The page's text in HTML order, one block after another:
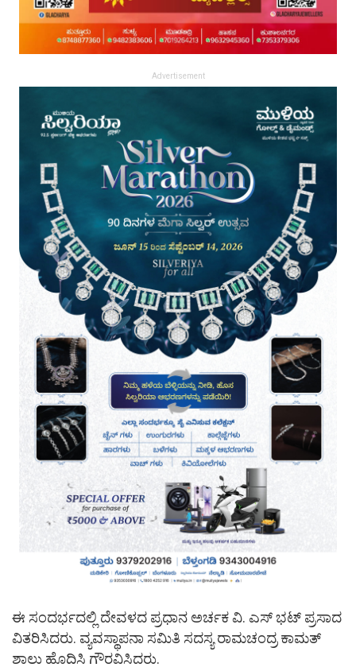
Advertisement
ಈ ಸಂದರ್ಭದಲ್ಲಿ ದೇವಳದ ಪ್ರಧಾನ ಅರ್ಚಕ ವಿ. ಎಸ್ ಭಟ್ ಪ್ರಸಾದ
ವಿತರಿಸಿದರು. ವ್ಯವಸ್ಥಾಪನಾ ಸಮಿತಿ ಸದಸ್ಯ ರಾಮಚಂದ್ರ ಕಾಮತ್
ಶಾಲು ಹೊದಿಸಿ ಗೌರವಿಸಿದರು.